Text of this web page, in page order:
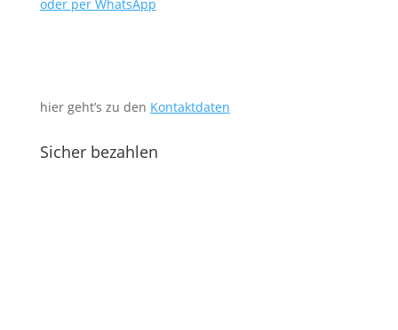
oder per WhatsApp
hier geht’s zu den Kontaktdaten
Sicher bezahlen